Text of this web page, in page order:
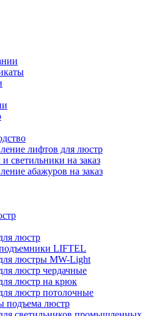
лифтов для люстр
светильники на заказ
абажуров на заказ
люстр
LIFTEL
люстры MW-Light
люстр чердачные
люстр на крюк
люстр потолочные
подъема люстр